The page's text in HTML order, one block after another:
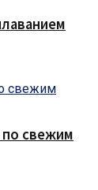
свежим